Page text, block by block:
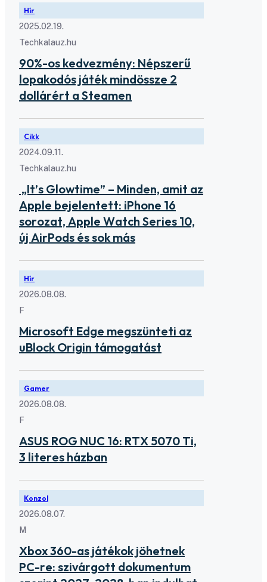
Hír
2025.02.19.
Techkalauz.hu
90%-os kedvezmény: Népszerű
lopakodós játék mindössze 2
dollárért a Steamen
Cikk
2024.09.11.
Techkalauz.hu
„It’s Glowtime” – Minden, amit az
Apple bejelentett: iPhone 16
sorozat, Apple Watch Series 10,
új AirPods és sok más
Hír
2026.08.08.
F
Microsoft Edge megszünteti az
uBlock Origin támogatást
Gamer
2026.08.08.
F
ASUS ROG NUC 16: RTX 5070 Ti,
3 literes házban
Konzol
2026.08.07.
M
Xbox 360-as játékok jöhetnek
PC-re: szivárgott dokumentum